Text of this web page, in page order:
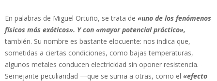
En palabras de Miguel Ortuño, se trata de «uno de los fenómenos
físicos más exóticos». Y con «mayor potencial práctico»,
también. Su nombre es bastante elocuente: nos indica que,
sometidas a ciertas condiciones, como bajas temperaturas,
algunos metales conducen electricidad sin oponer resistencia.
Semejante peculiaridad —que se suma a otras, como el «efecto